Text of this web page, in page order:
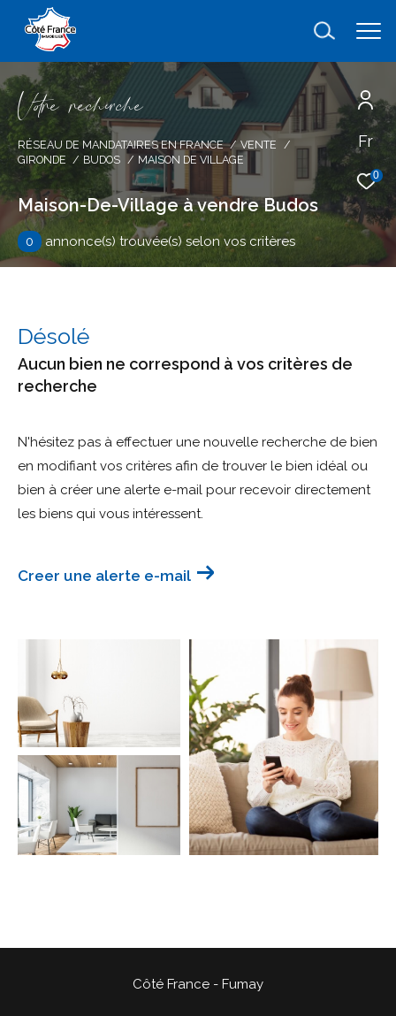
Fr
0
Vore recece
RÉSEAU DE MANDATAIRES EN FRANCE
VENTE
GIRONDE
BUDOS MAISON DE VILLAGE
Maison-De-Village à vendre Budos
0 annonce(s) trouvée(s) selon vos critères
Désolé
Aucun bien ne correspond à vos critères de
recherche
N'hésitez pas à effectuer une nouvelle recherche de bien
en modifiant vos critères afin de trouver le bien idéal ou
bien à créer une alerte e-mail pour recevoir directement
les biens qui vous intéressent.
Creer une alerte e-mail
Côté France - Fumay
Effectuer une recherche
et trouver le bien qui correspond à vos
critères
Type
d'offre
Vente
bien
Ville
Budget
Surface
Surface
Pièces
AFFINER LES CRITÈRES
TERRASSE PARKING PISCINE
FILTRER PAR
COUPS DE COEUR
EXCLUSIVITÉS NOUVEAUTÉS